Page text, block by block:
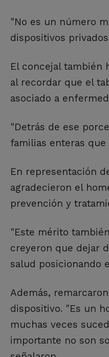
"No es un número
dispositivos
El concejal también
al recordar que el
asociado a
"Detrás de ese
familias enteras
En representación
agradecieron el
prevención y
"Este mérito
creyeron que dejar
salud posicionando
Además,
dispositivo. "Es un
muchas veces
importante no son